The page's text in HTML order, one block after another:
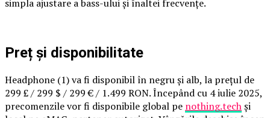
simpla ajustare a bass-ului și înaltei frecvențe.
Preț și disponibilitate
Headphone (1) va fi disponibil în negru și alb, la prețul de
299 £ / 299 $ / 299 € / 1.499 RON. Începând cu 4 iulie 2025,
precomenzile vor fi disponibile global pe nothing.techși